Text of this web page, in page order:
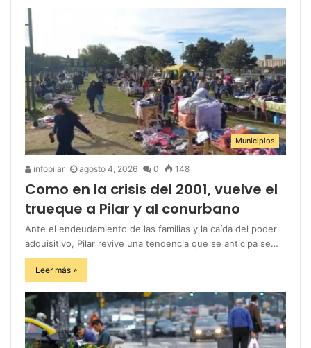
Municipios
infopilar agosto 4, 2026 0 148
Como en la crisis del 2001, vuelve el
trueque a Pilar y al conurbano
Ante el endeudamiento de las familias y la caída del poder
adquisitivo, Pilar revive una tendencia que se anticipa se…
Leer más »